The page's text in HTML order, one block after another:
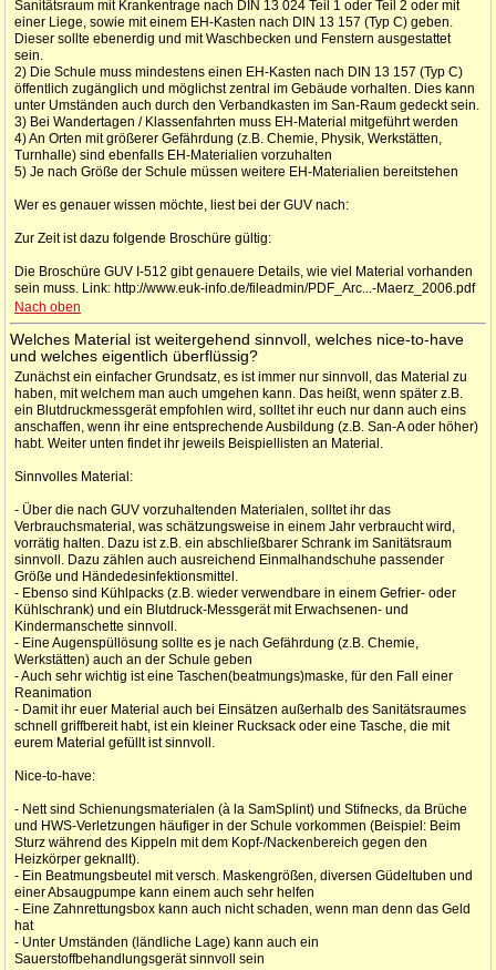
Sanitätsraum mit Krankentrage nach DIN 13 024 Teil 1 oder Teil 2 oder mit
einer Liege, sowie mit einem EH-Kasten nach DIN 13 157 (Typ C) geben.
Dieser sollte ebenerdig und mit Waschbecken und Fenstern ausgestattet
sein.
2) Die Schule muss mindestens einen EH-Kasten nach DIN 13 157 (Typ C)
öffentlich zugänglich und möglichst zentral im Gebäude vorhalten. Dies kann
unter Umständen auch durch den Verbandkasten im San-Raum gedeckt sein.
3) Bei Wandertagen / Klassenfahrten muss EH-Material mitgeführt werden
4) An Orten mit größerer Gefährdung (z.B. Chemie, Physik, Werkstätten,
Turnhalle) sind ebenfalls EH-Materialien vorzuhalten
5) Je nach Größe der Schule müssen weitere EH-Materialien bereitstehen
Wer es genauer wissen möchte, liest bei der GUV nach:
Zur Zeit ist dazu folgende Broschüre gültig:
Die Broschüre GUV I-512 gibt genauere Details, wie viel Material vorhanden
sein muss. Link: http://www.euk-info.de/fileadmin/PDF_Arc...-Maerz_2006.pdf
Nach oben
Welches Material ist weitergehend sinnvoll, welches nice-to-have
und welches eigentlich überflüssig?
Zunächst ein einfacher Grundsatz, es ist immer nur sinnvoll, das Material zu
haben, mit welchem man auch umgehen kann. Das heißt, wenn später z.B.
ein Blutdruckmessgerät empfohlen wird, solltet ihr euch nur dann auch eins
anschaffen, wenn ihr eine entsprechende Ausbildung (z.B. San-A oder höher)
habt. Weiter unten findet ihr jeweils Beispiellisten an Material.
Sinnvolles Material:
- Über die nach GUV vorzuhaltenden Materialen, solltet ihr das
Verbrauchsmaterial, was schätzungsweise in einem Jahr verbraucht wird,
vorrätig halten. Dazu ist z.B. ein abschließbarer Schrank im Sanitätsraum
sinnvoll. Dazu zählen auch ausreichend Einmalhandschuhe passender
Größe und Händedesinfektionsmittel.
- Ebenso sind Kühlpacks (z.B. wieder verwendbare in einem Gefrier- oder
Kühlschrank) und ein Blutdruck-Messgerät mit Erwachsenen- und
Kindermanschette sinnvoll.
- Eine Augenspüllösung sollte es je nach Gefährdung (z.B. Chemie,
Werkstätten) auch an der Schule geben
- Auch sehr wichtig ist eine Taschen(beatmungs)maske, für den Fall einer
Reanimation
- Damit ihr euer Material auch bei Einsätzen außerhalb des Sanitätsraumes
schnell griffbereit habt, ist ein kleiner Rucksack oder eine Tasche, die mit
eurem Material gefüllt ist sinnvoll.
Nice-to-have:
- Nett sind Schienungsmaterialen (à la SamSplint) und Stifnecks, da Brüche
und HWS-Verletzungen häufiger in der Schule vorkommen (Beispiel: Beim
Sturz während des Kippeln mit dem Kopf-/Nackenbereich gegen den
Heizkörper geknallt).
- Ein Beatmungsbeutel mit versch. Maskengrößen, diversen Güdeltuben und
einer Absaugpumpe kann einem auch sehr helfen
- Eine Zahnrettungsbox kann auch nicht schaden, wenn man denn das Geld
hat
- Unter Umständen (ländliche Lage) kann auch ein
Sauerstoffbehandlungsgerät sinnvoll sein